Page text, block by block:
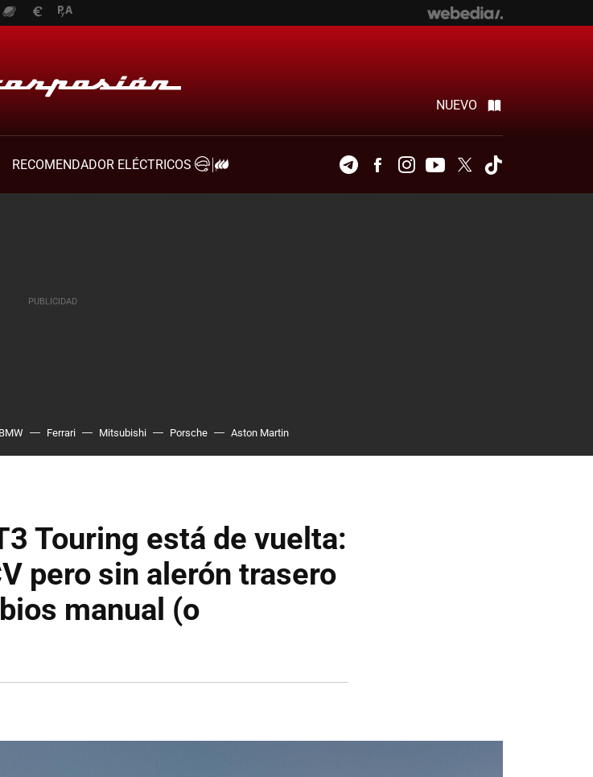
NUEVO
RECOMENDADOR ELÉCTRICOS
TelegramFacebookInstagramYoutubeTwitter
BMW Ferrari Mitsubishi Porsche Aston Martin
Touring está de vuelta:
pero sin alerón trasero
manual (o